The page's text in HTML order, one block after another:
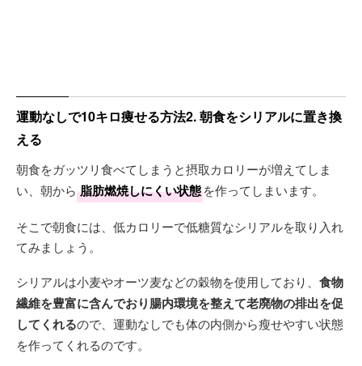
運動なしで10キロ痩せる方法2. 朝食をシリアルに置き換
える
朝食をガッツリ食べてしまうと摂取カロリーが増えてしま
い、朝から 脂肪燃焼しにくい状態を作ってしまいます。
そこで朝食には、低カロリーで低糖質なシリアルを取り入れ
てみましょう。
シリアルは小麦やオーツ麦などの穀物を使用しており、 食物
繊維を豊富に含んでおり腸内環境を整えて老廃物の排出を促
してくれるので、運動なしでも体の内側から瘦せやすい状態
を作ってくれるのです。